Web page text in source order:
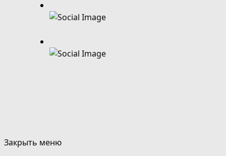
Закрыть меню